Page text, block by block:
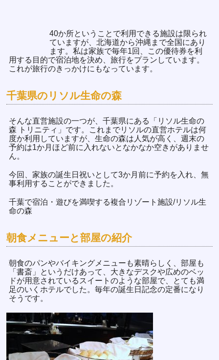
40か所ということで利用できる施設は限られ
ていますが、北海道から沖縄まで全国にあり
ます。私は家族で毎年1回、この優待券を利
用する目的で宿泊地を決め、旅行をプランしています。
これが旅行のきっかけにもなっています。
千葉県のリソル生命の森
そんな直営施設の一つが、千葉県にある「リソル生命の
森 トリニティ」です。これまでリソルの直営ホテルは何
度か利用していますが、生命の森は人気が高く、週末の
予約は1か月ほど前に入れないとなかなか空きがありませ
ん。
今回、家族の誕生日祝いとして3か月前に予約を入れ、無
事利用することができました。
千葉で宿泊・遊びを満喫する複合リゾート施設/リソル生
命の森
朝食メニューと部屋の紹介
朝食のパンやバイキングメニューも素晴らしく、部屋も
「書斎」というだけあって、大きなデスクや広めのベッ
ドが用意されているスイートのような部屋で、とても満
足のいくホテルでした。毎年の誕生日記念の定番になり
そうです。